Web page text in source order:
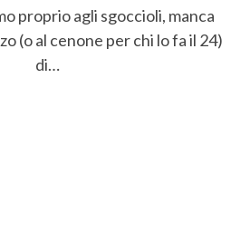
proprio agli sgoccioli, manca
(o al cenone per chi lo fa il 24)
di…